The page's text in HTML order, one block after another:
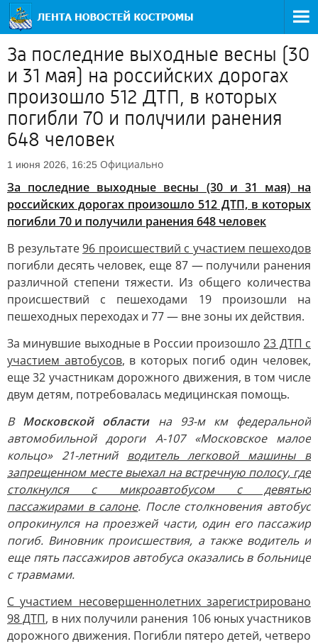
За последние выходные весны (30
и 31 мая) на российских дорогах
произошло 512 ДТП, в которых
погибли 70 и получили ранения
648 человек
1 июня 2026, 16:25 Официально
За последние выходные весны (30 и 31 мая) на
российских дорогах произошло 512 ДТП, в которых
погибли 70 и получили ранения 648 человек
В результате96 происшествий с участием пешеходов
погибли десять человек, еще 87 — получили ранения
различной степени тяжести. Из общего количества
происшествий с пешеходами 19 произошли на
пешеходных переходах и 77 — вне зоны их действия.
За минувшие выходные в России произошло23 ДТП с
участием автобусов, в которых погиб один человек,
еще 32 участникам дорожного движения, в том числе
двум детям, потребовалась медицинская помощь.
В Московской областина 93-м км федеральной
автомобильной дороги А-107 «Московское малое
кольцо» 21-летний водитель легковой машины в
запрещенном месте выехал на встречную полосу, где
столкнулся с микроавтобусом с девятью
пассажирами в салоне. После столкновения автобус
опрокинулся на проезжей части, один его пассажир
погиб. Виновник происшествия, а также водитель и
еще пять пассажиров автобуса оказались в больнице
с травмами.
С участием несовершеннолетних зарегистрировано
98 ДТП, в них получили ранения 106 юных участников
дорожного движения. Погибли пятеро детей, четверо